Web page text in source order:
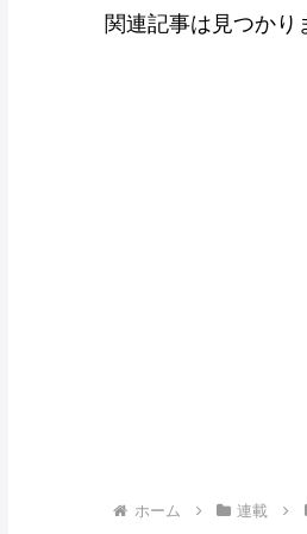
関連記事は見つかり
ホーム 連載